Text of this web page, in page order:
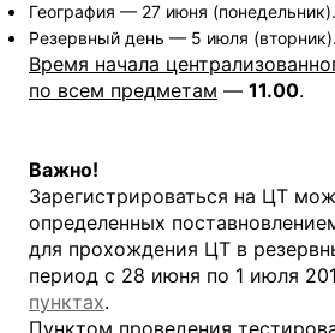
География — 27 июня (понедельник).
Резервный день — 5 июля (вторник).
Время начала
по всем предметам — 11.00.
Важно!
Зарегистрироваться на ЦТ
определенных
для прохождения ЦТ в
период с 28 июня по 1 июля
пунктах.